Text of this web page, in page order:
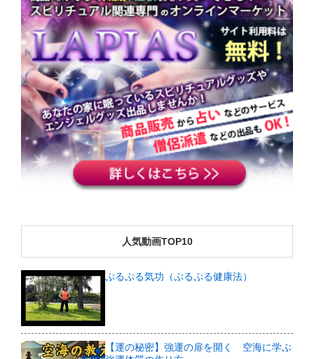
人気動画TOP10
ぷるぷる気功（ぷるぷる健康法）
【運の秘密】強運の扉を開く 空海に学ぶ